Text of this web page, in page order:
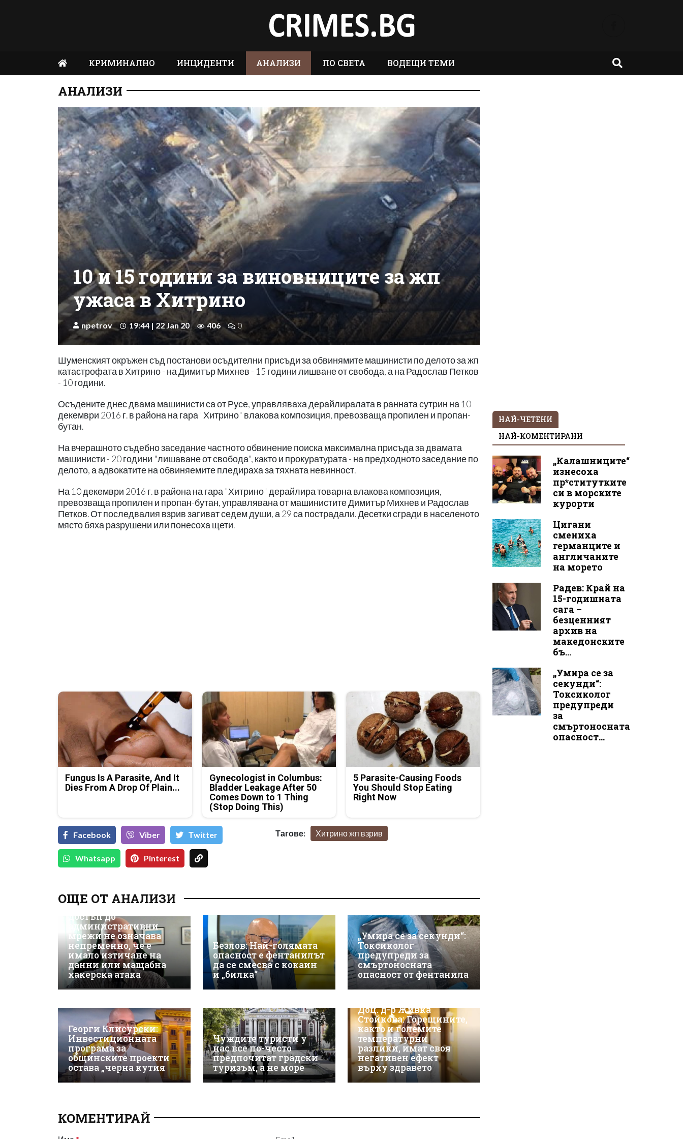
КРИМИНАЛНО ИНЦИДЕНТИ АНАЛИЗИ ПО СВЕТА ВОДЕЩИ ТЕМИ
АНАЛИЗИ
10 и 15 години за виновниците за жп
ужаса в Хитрино
npetrov 19:44 | 22 Jan 20 406 0
Шуменският окръжен съд постанови осъдителни присъди за обвинямите машинисти по делото за жп
катастрофата в Хитрино - на Димитър Михнев - 15 години лишване от свобода, а на Радослав Петков
- 10 години.
Осъдените днес двама машинисти са от Русе, управляваха дерайлиралата в ранната сутрин на 10
декември 2016 г. в района на гара "Хитрино" влакова композиция, превозваща пропилен и пропан-
бутан.
На вчерашното съдебно заседание частното обвинение поиска максимална присъда за двамата
машинисти - 20 години "лишаване от свобода", както и прокуратурата - на предходното заседание по
делото, а адвокатите на обвиняемите пледираха за тяхната невинност.
На 10 декември 2016 г. в района на гара "Хитрино" дерайлира товарна влакова композиция,
превозваща пропилен и пропан-бутан, управлявана от машинистите Димитър Михнев и Радослав
Петков. От последвалия взрив загиват седем души, а 29 са пострадали. Десетки сгради в населеното
място бяха разрушени или понесоха щети.
Fungus Is A Parasite, And It
Dies From A Drop Of Plain...
Gynecologist in Columbus:
Bladder Leakage After 50
Comes Down to 1 Thing
(Stop Doing This)
5 Parasite-Causing Foods
You Should Stop Eating
Right Now
Facebook Viber Тwitter
Whatsapp Pinterest
Тагове: Хитрино жп взрив
ОЩЕ ОТ АНАЛИЗИ
киберсигурност:
Неоторизираният
достъп до
административни
мрежи не означава
непременно, че е
имало изтичане на
данни или мащабна
хакерска атака
Безлов: Най-голямата
опасност е фентанилът
да се смесва с кокаин
и „билка“
„Умира се за секунди“:
Токсиколог
предупреди за
смъртоносната
опасност от фентанила
Георги Клисурски:
Инвестиционната
програма за
общинските проекти
остава „черна кутия
Чуждите туристи у
нас все по-често
предпочитат градски
туризъм, а не море
Доц. д-р Живка
Стойкова: Горещините,
както и големите
температурни
разлики, имат своя
негативен ефект
върху здравето
КОМЕНТИРАЙ
НАЙ-ЧЕТЕНИ
НАЙ-КОМЕНТИРАНИ
„Калашниците“
изнесоха
пр*ститутките
си в морските
курорти
Цигани
смениха
германците и
англичаните
на морето
Радев: Край на
15-годишната
сага –
безценният
архив на
македонските
бъ...
„Умира се за
секунди“:
Токсиколог
предупреди
за
смъртоносната
опасност...